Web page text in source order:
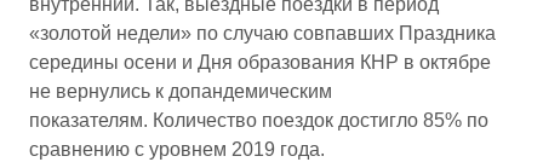
внутренний. Так, выездные поездки в период
«золотой недели» по случаю совпавших Праздника
середины осени и Дня образования КНР в октябре
не вернулись к допандемическим
показателям. Количество поездок достигло 85% по
сравнению с уровнем 2019 года.